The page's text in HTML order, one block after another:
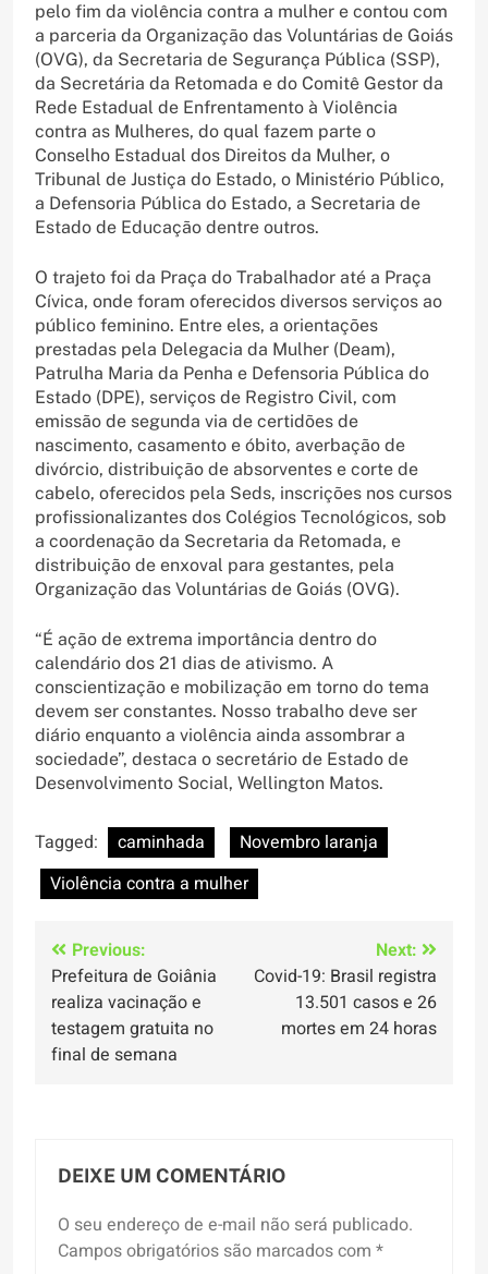
pelo fim da violência contra a mulher e contou com
a parceria da Organização das Voluntárias de Goiás
(OVG), da Secretaria de Segurança Pública (SSP),
da Secretária da Retomada e do Comitê Gestor da
Rede Estadual de Enfrentamento à Violência
contra as Mulheres, do qual fazem parte o
Conselho Estadual dos Direitos da Mulher, o
Tribunal de Justiça do Estado, o Ministério Público,
a Defensoria Pública do Estado, a Secretaria de
Estado de Educação dentre outros.
O trajeto foi da Praça do Trabalhador até a Praça
Cívica, onde foram oferecidos diversos serviços ao
público feminino. Entre eles, a orientações
prestadas pela Delegacia da Mulher (Deam),
Patrulha Maria da Penha e Defensoria Pública do
Estado (DPE), serviços de Registro Civil, com
emissão de segunda via de certidões de
nascimento, casamento e óbito, averbação de
divórcio, distribuição de absorventes e corte de
cabelo, oferecidos pela Seds, inscrições nos cursos
profissionalizantes dos Colégios Tecnológicos, sob
a coordenação da Secretaria da Retomada, e
distribuição de enxoval para gestantes, pela
Organização das Voluntárias de Goiás (OVG).
“É ação de extrema importância dentro do
calendário dos 21 dias de ativismo. A
conscientização e mobilização em torno do tema
devem ser constantes. Nosso trabalho deve ser
diário enquanto a violência ainda assombrar a
sociedade”, destaca o secretário de Estado de
Desenvolvimento Social, Wellington Matos.
Tagged: caminhada
Novembro laranja
Violência contra a mulher
Navegação
de
Post
Previous:
Prefeitura de Goiânia
realiza vacinação e
testagem gratuita no
final de semana
Next:
Covid-19: Brasil registra
13.501 casos e 26
mortes em 24 horas
DEIXE UM COMENTÁRIO
O seu endereço de e-mail não será publicado.
Campos obrigatórios são marcados com *